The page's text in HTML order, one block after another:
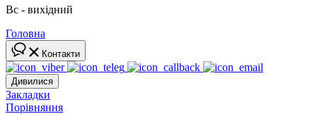
Вс - вихідний
Головна
Контакти
Дивилися
Закладки
Порівняння